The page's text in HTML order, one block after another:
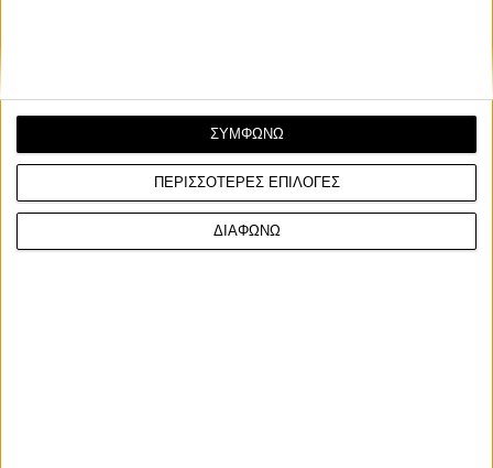
ΠΕΡΙΣΣΟΤΕΡΕΣ ΕΠΙΛΟΓΕΣ
ΔΙΑΦΩΝΩ
ΣΥΜΦΩΝΩ